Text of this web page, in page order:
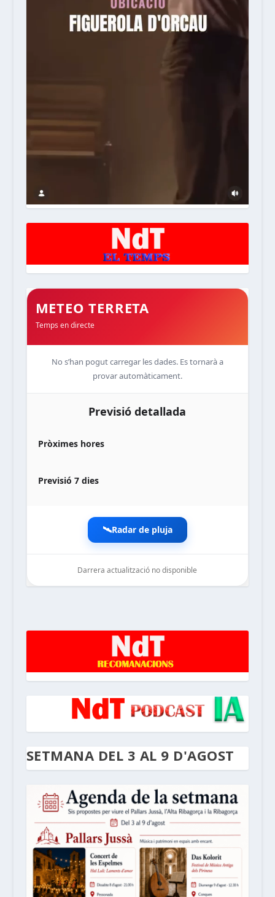
METEO TERRETA
Temps en directe
No s’han pogut carregar les dades. Es tornarà a
provar automàticament.
Previsió detallada
Pròximes hores
Previsió 7 dies
🛰️Radar de pluja
Darrera actualització no disponible
SETMANA DEL 3 AL 9 D'AGOST